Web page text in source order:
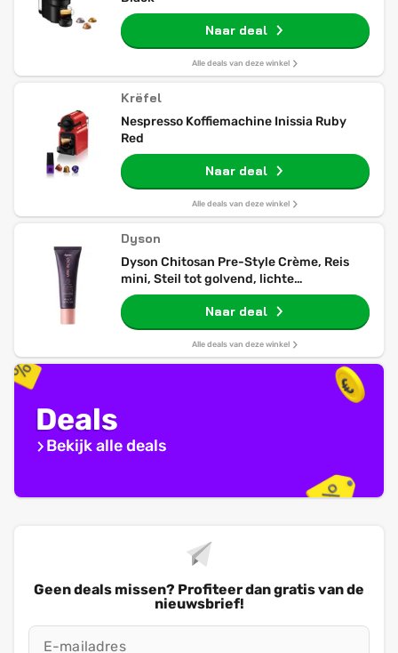
Naar deal
Alle deals van deze winkel
Krëfel
Nespresso Koffiemachine Inissia Ruby
Red
Naar deal
Alle deals van deze winkel
Dyson
Dyson Chitosan Pre-Style Crème, Reis
mini, Steil tot golvend, lichte
conditionering
Naar deal
Alle deals van deze winkel
Deals
Bekijk alle deals
Geen deals missen? Profiteer dan gratis van de
nieuwsbrief!